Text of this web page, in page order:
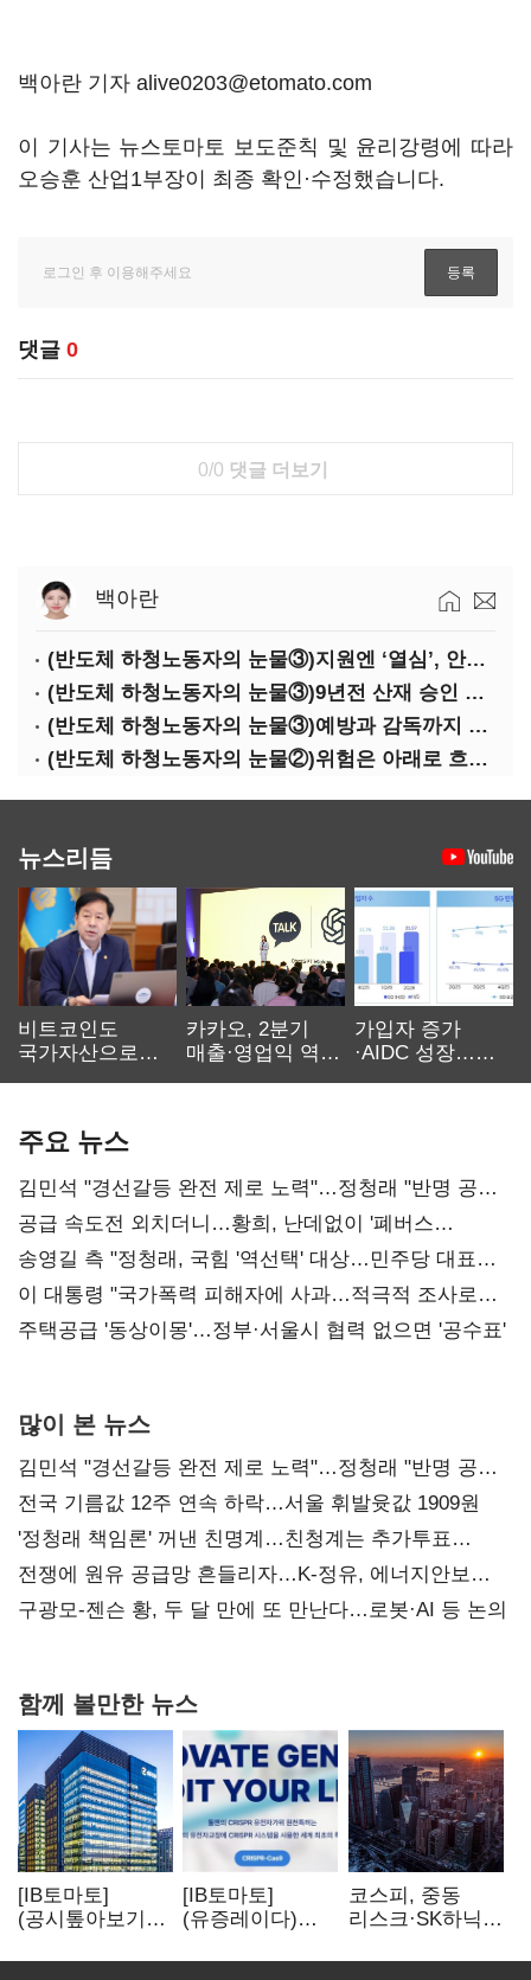
백아란 기자 alive0203@etomato.com
이 기사는 뉴스토마토 보도준칙 및 윤리강령에 따라
오승훈 산업1부장이 최종 확인·수정했습니다.
댓글 0
0/0 댓글 더보기
백아란
(반도체 하청노동자의 눈물③)지원엔 ‘열심’, 안전엔 ‘무심’
(반도체 하청노동자의 눈물③)9년전 산재 승인 간소화 제도…현장선 ‘문턱’ 여전
(반도체 하청노동자의 눈물③)예방과 감독까지 기업 책임
(반도체 하청노동자의 눈물②)위험은 아래로 흐른다
뉴스리듬
비트코인도
국가자산으로…'
카카오, 2분기
매출·영업익 역대
가입자 증가
·AIDC 성장…
주요 뉴스
김민석 "경선갈등 완전 제로 노력"…정청래 "반명 공세
사과부터"
공급 속도전 외치더니…황희, 난데없이 '폐버스
리모델링' 제안
송영길 측 "정청래, 국힘 '역선택' 대상…민주당 대표로
총선 지휘 못해"
이 대통령 "국가폭력 피해자에 사과…적극적 조사로
진실 밝혀야"
주택공급 '동상이몽'…정부·서울시 협력 없으면 '공수표'
많이 본 뉴스
김민석 "경선갈등 완전 제로 노력"…정청래 "반명 공세
사과부터"
전국 기름값 12주 연속 하락…서울 휘발윳값 1909원
'정청래 책임론' 꺼낸 친명계…친청계는 추가투표
때리기
전쟁에 원유 공급망 흔들리자…K-정유, 에너지안보
핵심으로 재부상
구광모-젠슨 황, 두 달 만에 또 만난다…로봇·AI 등 논의
함께 볼만한 뉴스
[IB토마토]
(공시톺아보기)
바로 매출로
[IB토마토]
(유증레이다)
3분의 1 토막…
코스피, 중동
리스크·SK하닉
뒷걸음